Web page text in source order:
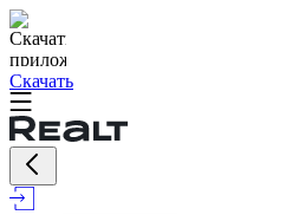
Скачать